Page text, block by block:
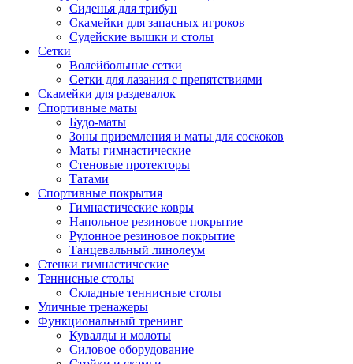
Сиденья для трибун
Скамейки для запасных игроков
Судейские вышки и столы
Сетки
Волейбольные сетки
Сетки для лазания с препятствиями
Скамейки для раздевалок
Спортивные маты
Будо-маты
Зоны приземления и маты для соскоков
Маты гимнастические
Стеновые протекторы
Татами
Спортивные покрытия
Гимнастические ковры
Напольное резиновое покрытие
Рулонное резиновое покрытие
Танцевальный линолеум
Стенки гимнастические
Теннисные столы
Складные теннисные столы
Уличные тренажеры
Функциональный тренинг
Кувалды и молоты
Силовое оборудование